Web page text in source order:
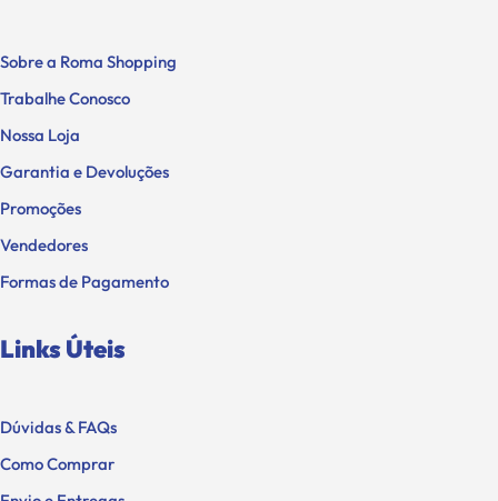
Sobre a Roma Shopping
Trabalhe Conosco
Nossa Loja
Garantia e Devoluções
Promoções
Vendedores
Formas de Pagamento
Links Úteis
Dúvidas & FAQs
Como Comprar